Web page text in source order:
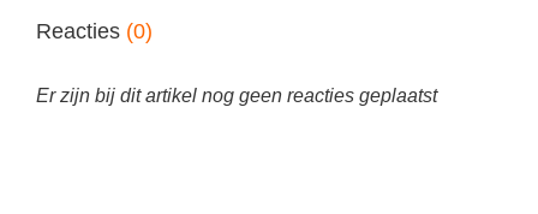
THEMA'S
Budgetteren
Geld PO
Reacties (0)
Er zijn bij dit artikel nog geen reacties geplaatst